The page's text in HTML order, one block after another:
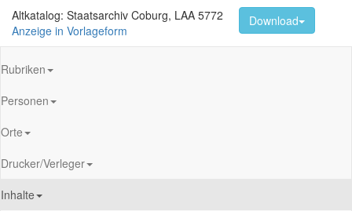
Altkatalog: Staatsarchiv Coburg, LAA 5772
Anzeige in Vorlageform
Download
Rubriken
Personen
Orte
Drucker/Verleger
Inhalte